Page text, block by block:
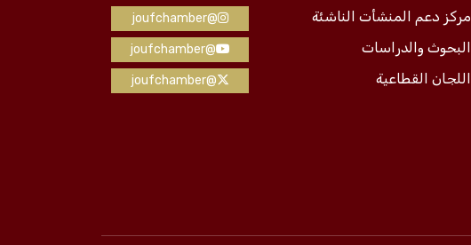
مركز دعم المنشأت الناشئة
البحوث والدراسات
اللجان القطاعية
@joufchamber
@joufchamber
@joufchamber